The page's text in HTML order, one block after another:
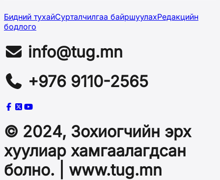
Бидний тухайСурталчилгаа байршуулахРедакцийн
бодлого
info@tug.mn
+976 9110-2565
© 2024, Зохиогчийн эрх
хуулиар хамгаалагдсан
болно. | www.tug.mn